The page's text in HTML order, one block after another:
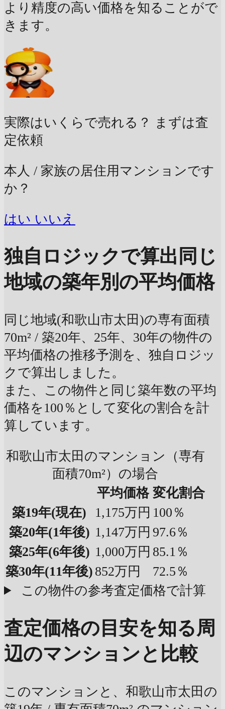
より精度の高い価格を知ることがで
きます。
実際はいくらで売れる？
まずは査
定依頼
本人 / 家族の居住用マンションです
か？
はい いいえ
独自ロジックで算出 同じ
地域の築年別の平均価格
同じ地域(和歌山市太田)の専有面積
70m² / 築20年、25年、30年の物件の
平均価格の推移予測を、独自ロジッ
クで算出しました。
また、この物件と同じ築年数の平均
価格を100％として変化の割合を計
算しています。
和歌山市太田のマンション（専有
面積70m²）の場合
平均価格 変化割合
築19年(現在) 1,175万円 100％
築20年(1年後) 1,147万円 97.6％
築25年(6年後) 1,000万円 85.1％
築30年(11年後) 852万円
72.5％
この物件の参考査定価格で計算
査定価格の目安を知る周
辺のマンションと比較
このマンションと、和歌山市太田の